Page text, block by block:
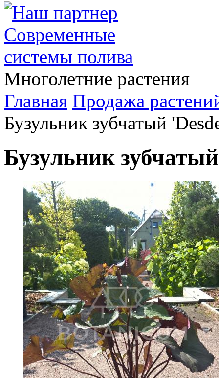
Многолетние растения
Главная Продажа
Бузульник зубчатый
Бузульник